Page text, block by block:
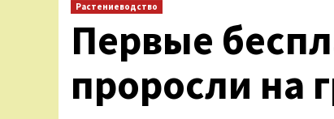
Растениеводство
Первые
проросли на